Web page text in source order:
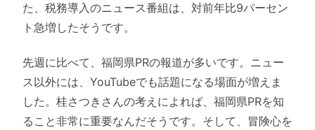
た、税務導入のニュース番組は、対前年比9パーセン
ト急増したそうです。
先週に比べて、福岡県PRの報道が多いです。ニュー
ス以外には、YouTubeでも話題になる場面が増えま
した。桂さつきさんの考えによれば、福岡県PRを知
ること非常に重要なんだそうです。そして、冒険心を